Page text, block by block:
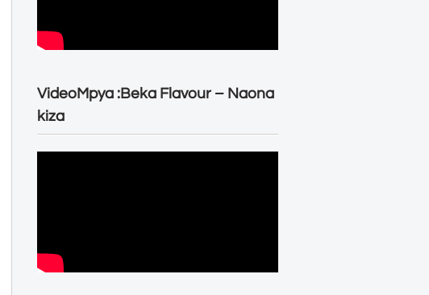
VideoMpya :Beka Flavour – Naona
kiza